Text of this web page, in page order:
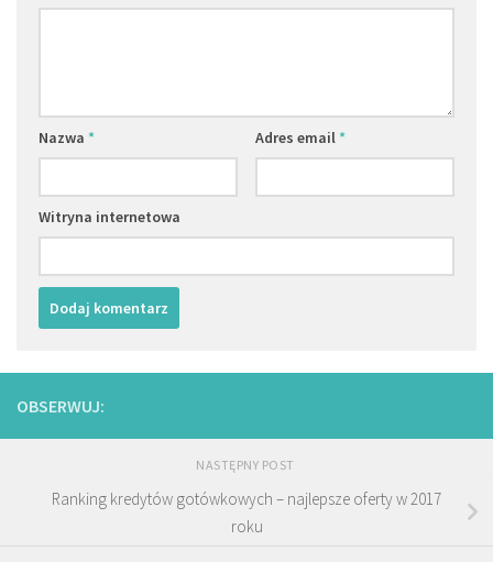
Nazwa * Adres email*
Witryna internetowa
OBSERWUJ:
NASTĘPNY POST
Ranking kredytów gotówkowych – najlepsze oferty w 2017
roku